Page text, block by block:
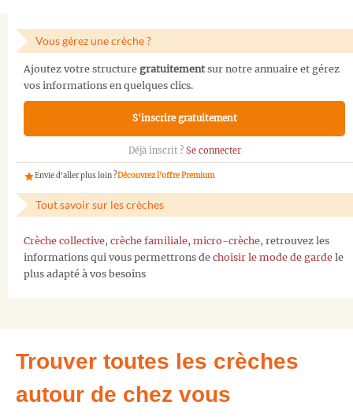
Vous gérez une crèche ?
Ajoutez votre structure gratuitementsur notre annuaire et gérez
vos informations en quelques clics.
S'inscrire gratuitement
Déjà inscrit ? Se connecter
Envie d'aller plus loin ?Découvrez l'offre Premium
Tout savoir sur les crèches
Crèche collective, crèche familiale, micro-crèche, retrouvez les
informations qui vous permettrons de choisir le mode de garde le
plus adapté à vos besoins
Trouver toutes les crèches
autour de chez vous